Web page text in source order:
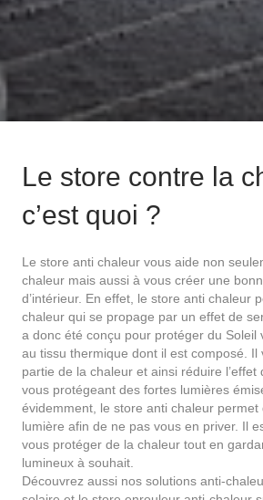
Le store contre la
c’est quoi ?
Le store anti chaleur vous aide non
chaleur mais aussi à vous créer une
d’intérieur. En effet, le store anti chaleur
chaleur qui se propage par un effet de
a donc été conçu pour protéger du Soleil
au tissu thermique dont il est composé. Il
partie de la chaleur et ainsi réduire
vous protégeant des fortes lumières
évidemment, le store anti chaleur permet
lumière afin de ne pas vous en priver. Il
vous protéger de la chaleur tout en
lumineux à souhait.
Découvrez aussi nos solutions anti-